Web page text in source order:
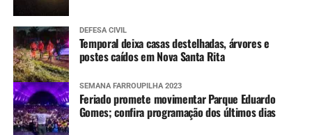
DEFESA CIVIL
Temporal deixa casas destelhadas, árvores e
postes caídos em Nova Santa Rita
SEMANA FARROUPILHA 2023
Feriado promete movimentar Parque Eduardo
Gomes; confira programação dos últimos dias